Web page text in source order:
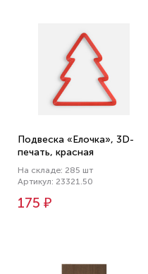
Подвеска «Елочка», 3D-
печать, красная
На складе: 285 шт
Артикул: 23321.50
175 ₽